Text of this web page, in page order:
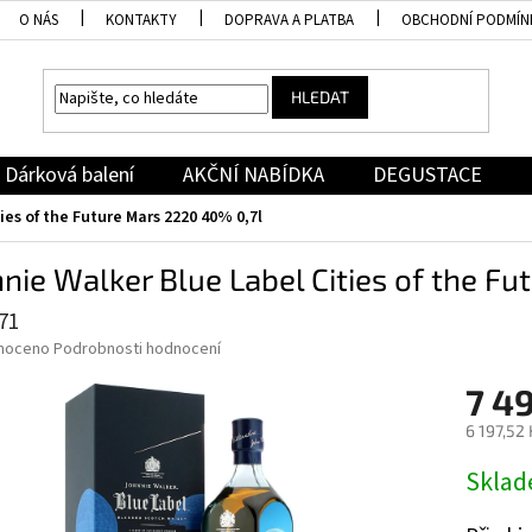
O NÁS KONTAKTY DOPRAVA A PLATBA OBCHODNÍ
HLEDAT
Dárková balení AKČNÍ NABÍDKA DEGUSTACE
of the Future Mars 2220 40% 0,7l
Walker Blue Label Cities of the
Podrobnosti hodnocení
7
6 197,52
cena: